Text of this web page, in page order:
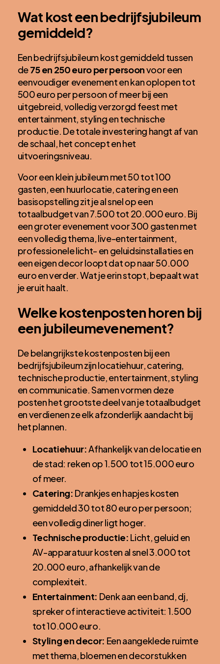
Wat kost een bedrijfsjubileum
gemiddeld?
Een bedrijfsjubileum kost gemiddeld tussen
de75 en 250 euro per persoonvoor een
eenvoudiger evenement en kan oplopen tot
500 euro per persoon of meer bij een
uitgebreid, volledig verzorgd feest met
entertainment, styling en technische
productie. De totale investering hangt af van
de schaal, het concept en het
uitvoeringsniveau.
Voor een klein jubileum met 50 tot 100
gasten, een huurlocatie, catering en een
basisopstelling zit je al snel op een
totaalbudget van 7.500 tot 20.000 euro. Bij
een groter evenement voor 300 gasten met
een volledig thema, live-entertainment,
professionele licht- en geluidsinstallaties en
een eigen decor loopt dat op naar 50.000
euro en verder. Wat je erin stopt, bepaalt wat
je eruit haalt.
Welke kostenposten horen bij
een jubileumevenement?
De belangrijkste kostenposten bij een
bedrijfsjubileum zijn locatiehuur, catering,
technische productie, entertainment, styling
en communicatie. Samen vormen deze
posten het grootste deel van je totaalbudget
en verdienen ze elk afzonderlijk aandacht bij
het plannen.
Locatiehuur:Afhankelijk van de locatie en
de stad: reken op 1.500 tot 15.000 euro
of meer.
Catering: Drankjes en hapjes kosten
gemiddeld 30 tot 80 euro per persoon;
een volledig diner ligt hoger.
Technische productie: Licht, geluid en
AV-apparatuur kosten al snel 3.000 tot
20.000 euro, afhankelijk van de
complexiteit.
Entertainment: Denk aan een band, dj,
spreker of interactieve activiteit: 1.500
tot 10.000 euro.
Styling en decor: Een aangeklede ruimte
met thema, bloemen en decorstukken